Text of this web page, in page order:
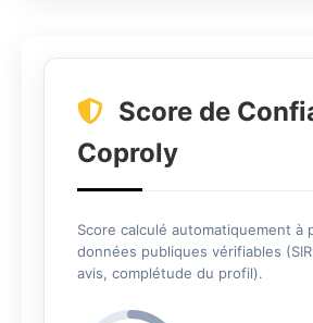
Score de
Coproly
Score calculé automatiquement à
données publiques vérifiables
avis, complétude du profil).